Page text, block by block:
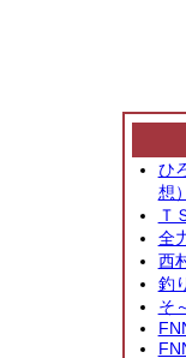
ひ
想）
Ｔ
全
西
釣
そ